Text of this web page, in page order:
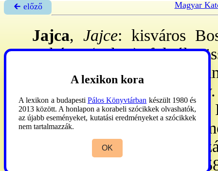
🡰 előző Magyar
Jajca, Jajce: kisváros
Orbász (Vrbas) folyók
lakossal. - Közelében
rómaiak idején lakott
van eltemetve
1461-63), kit II.
végeztetett ki. 1463
(Hunyadi) Mátyás (ur.
A lexikon kora
A lexikon a budapesti Pálos Könyvtárban készült 1980 és
2013 között. A honlapon a korabeli szócikkek olvashatók,
az újabb eseményeket, kutatási eredményeket a szócikkek
nem tartalmazzák.
OK